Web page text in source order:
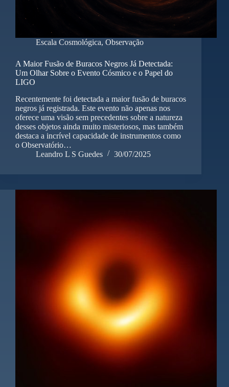
Escala Cosmológica, Observação
A Maior Fusão de Buracos Negros Já Detectada:
Um Olhar Sobre o Evento Cósmico e o Papel do
LIGO
Recentemente foi detectada a maior fusão de buracos
negros já registrada. Este evento não apenas nos
oferece uma visão sem precedentes sobre a natureza
desses objetos ainda muito misteriosos, mas também
destaca a incrível capacidade de instrumentos como
o Observatório…
Leandro L S Guedes
30/07/2025